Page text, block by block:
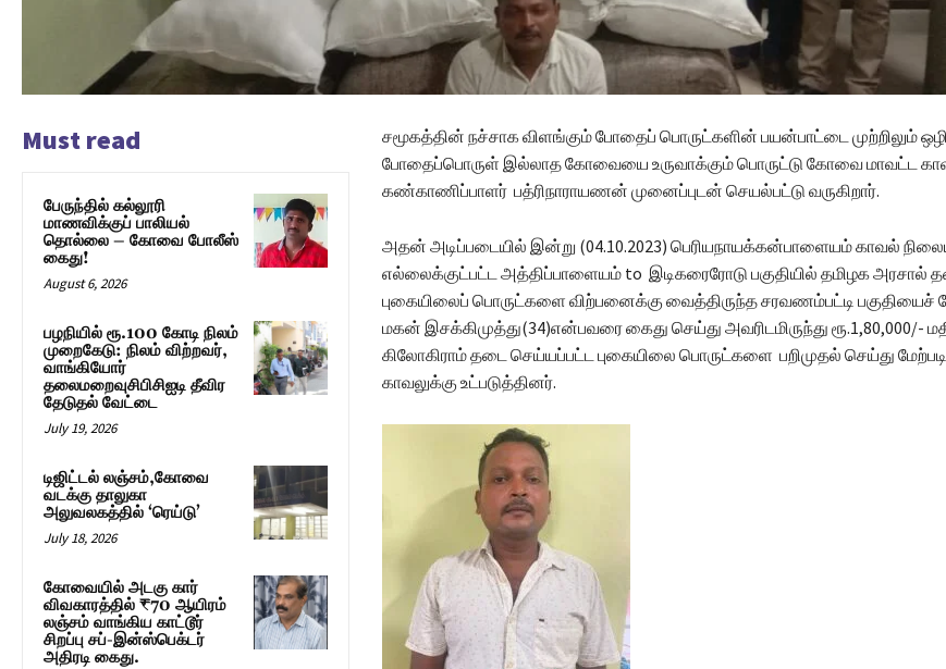
Must read
பேருந்தில் கல்லூரி
மாணவிக்குப் பாலியல்
தொல்லை – கோவை போலீஸ்
கைது!
August 6, 2026
பழநியில் ரூ.100 கோடி நிலம்
முறைகேடு: நிலம் விற்றவர்,
வாங்கியோர்
தலைமறைவுசிபிசிஐடி தீவிர
தேடுதல் வேட்டை
July 19, 2026
டிஜிட்டல் லஞ்சம்,கோவை
வடக்கு தாலுகா
அலுவலகத்தில் ‘ரெய்டு’
July 18, 2026
கோவையில் அடகு கார்
விவகாரத்தில் ₹70 ஆயிரம்
லஞ்சம் வாங்கிய காட்டூர்
சிறப்பு சப்-இன்ஸ்பெக்டர்
அதிரடி கைது.
சமூகத்தின் நச்சாக விளங்கும் போதைப் பொருட்களின் பயன்பாட்டை முற்றிலும்
போதைப்பொருள் இல்லாத கோவையை உருவாக்கும் பொருட்டு கோவை மாவட்ட
கண்காணிப்பாளர் பத்ரிநாராயணன் முனைப்புடன் செயல்பட்டு வருகிறார்.
அதன் அடிப்படையில் இன்று (04.10.2023) பெரியநாயக்கன்பாளையம் காவல்
எல்லைக்குட்பட்ட அத்திப்பாளையம் to இடிகரைரோடு பகுதியில் தமிழக அரசால்
புகையிலைப் பொருட்களை விற்பனைக்கு வைத்திருந்த சரவணம்பட்டி பகுதியைச்
மகன் இசக்கிமுத்து(34)என்பவரை கைது செய்து அவரிடமிருந்து ரூ.1,80,000/-
கிலோகிராம் தடை செய்யப்பட்ட புகையிலை பொருட்களை பறிமுதல் செய்து
காவலுக்கு உட்படுத்தினர்.